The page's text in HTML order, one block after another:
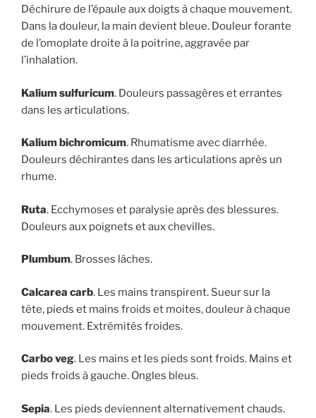
Déchirure de l’épaule aux doigts à chaque mouvement.
Dans la douleur, la main devient bleue. Douleur forante
de l’omoplate droite à la poitrine, aggravée par
l’inhalation.
Kalium sulfuricum. Douleurs passagères et errantes
dans les articulations.
Kalium bichromicum. Rhumatisme avec diarrhée.
Douleurs déchirantes dans les articulations après un
rhume.
Ruta. Ecchymoses et paralysie après des blessures.
Douleurs aux poignets et aux chevilles.
Plumbum. Brosses lâches.
Calcarea carb. Les mains transpirent. Sueur sur la
tête, pieds et mains froids et moites, douleur à chaque
mouvement. Extrémités froides.
Carbo veg. Les mains et les pieds sont froids. Mains et
pieds froids à gauche. Ongles bleus.
Sepia. Les pieds deviennent alternativement chauds.